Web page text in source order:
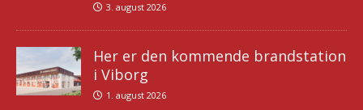
3. august 2026
Her er den kommende brandstation
i Viborg
1. august 2026